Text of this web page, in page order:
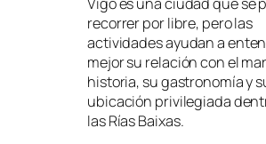
recorrer por libre, pero las
actividades ayudan a
mejor su relación con el
historia, su gastronomía y
ubicación privilegiada
las Rías Baixas.